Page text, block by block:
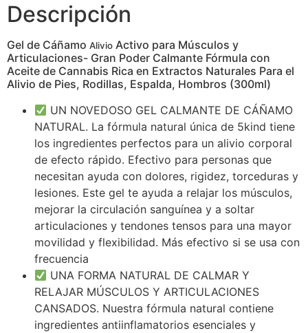
Descripción
Gel de Cáñamo Alivio Activo para Músculos y
Articulaciones- Gran Poder Calmante Fórmula con
Aceite de Cannabis Rica en Extractos Naturales Para el
Alivio de Pies, Rodillas, Espalda, Hombros (300ml)
UN NOVEDOSO GEL CALMANTE DE CÁÑAMO
NATURAL. La fórmula natural única de 5kind tiene
los ingredientes perfectos para un alivio corporal
de efecto rápido. Efectivo para personas que
necesitan ayuda con dolores, rigidez, torceduras y
lesiones. Este gel te ayuda a relajar los músculos,
mejorar la circulación sanguínea y a soltar
articulaciones y tendones tensos para una mayor
movilidad y flexibilidad. Más efectivo si se usa con
frecuencia
UNA FORMA NATURAL DE CALMAR Y
RELAJAR MÚSCULOS Y ARTICULACIONES
CANSADOS. Nuestra fórmula natural contiene
ingredientes antiinflamatorios esenciales y